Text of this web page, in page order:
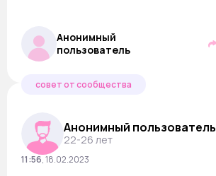
Анонимный
пользователь
совет от сообщества
Анонимный пользователь
22-26 лет
11:56,18.02.2023